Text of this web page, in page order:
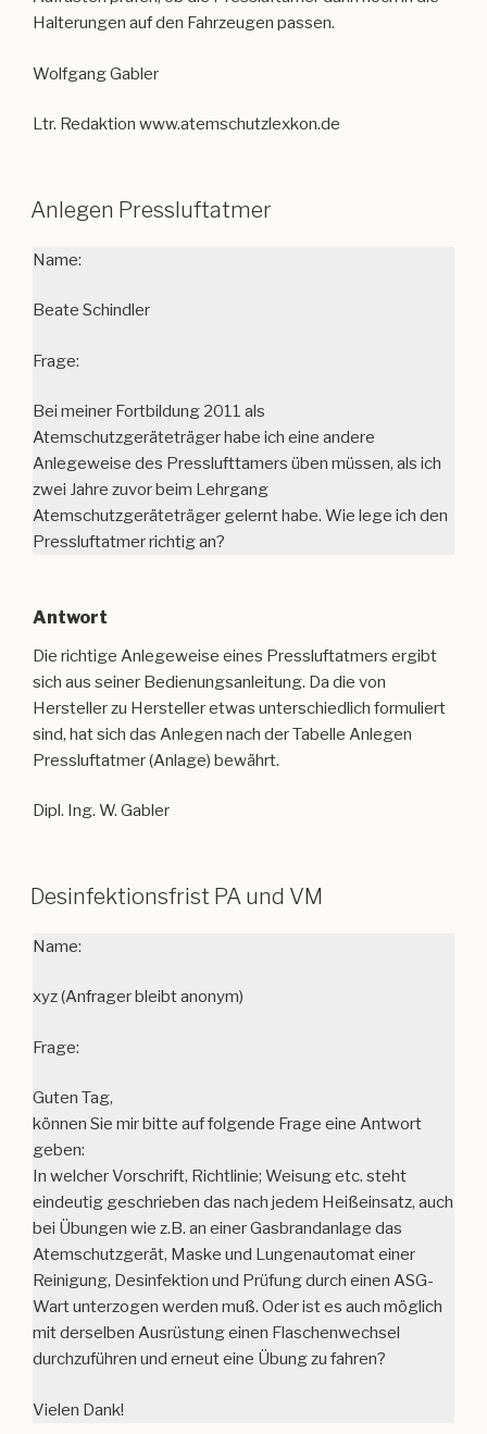
Frage:
Bei meiner Fortbildung 2011 als
Anlegeweise des Presslufttamers üben müssen, als ich
Atemschutzgeräteträger gelernt habe. Wie lege ich den
Antwort
Die richtige Anlegeweise eines Pressluftatmers ergibt
sich aus seiner Bedienungsanleitung. Da die von
Pressluftatmer (Anlage) bewährt.
Dipl. Ing. W. Gabler
Desinfektionsfrist PA und VM
Frage:
Guten Tag,
geben:
eindeutig geschrieben das nach jedem Heißeinsatz, auch
Atemschutzgerät, Maske und Lungenautomat einer
Reinigung, Desinfektion und Prüfung durch einen ASG-
Wart unterzogen werden muß. Oder ist es auch möglich
mit derselben Ausrüstung einen Flaschenwechsel
durchzuführen und erneut eine Übung zu fahren?
Vielen Dank!
Antwort